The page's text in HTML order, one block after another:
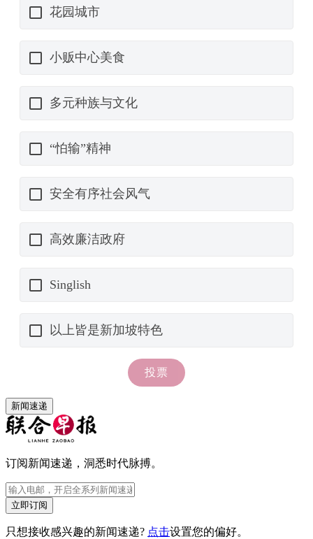
新闻速递
订阅新闻速递，洞悉时代脉搏。
立即订阅
只想接收感兴趣的新闻速递? 点击设置您的偏好。